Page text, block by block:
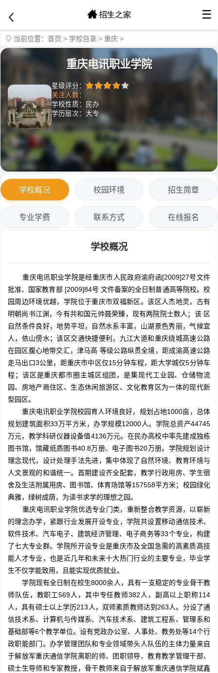
☰
当前位置： 首页 > 学校目录 > 重庆 >
重庆电讯职业学院
星级评分：
关注人数：
学校性质：民办
学历层次：大专
学校概况 校园环境 招生简章
专业学费 联系方式 在线报名
学校概况
重庆电讯职业学院是经重庆市人民政府渝府函[2009]27号文件
批准、国家教育部 [2009]84号 文件备案的全日制普通高等院校。校
园周边环境优越，学院位于重庆市双福新区。该区人杰地灵，古有
明朝尚书江渊，今有共和国元帅聂荣臻，现有两院院士数人；该 区
自然条件良好，地势平坦，自然水系丰富，山湖景色秀丽，气候宜
人，依山傍水；该区交通快捷便利，九江大道和重庆绕城高速公路
在园区腹心地带交汇，津马高 等级公路纵贯全境，距成渝高速公路
走马出口3公里，距重庆市中区仅15分钟车程，距大学城仅5分钟车
程；该区是重庆都市圈主城区组团，是集现代工业园、仓储物流
园、房地产商住区、生态休闲旅游区、文化教育区为一体的现代新
型园区。
重庆电讯职业学院校园育人环境良好，规划占地1000亩，总体
规划建筑面积33万平方米，办学规模12000人。学院总资产44745
万元，教学科研仪器设备值4136万元。在民办高校中率先建成独栋
图书馆，馆藏纸质图书40.8万册、电子图书20万册。学院规划设计
理念现代，设计处理手法先进，集中体现了自然环境、教育环境与
人文景观的和谐统一。首期建设齐全配套，教学行政用房、学生宿
舍及生活附属用房、图书馆、体育场馆等157558平方米；校园绿化
典雅，绿树成荫，为读书求学的理想之园。
重庆电讯职业学院优选专业门类，重新整合教学资源，以崭新
的理念办学，紧跟行业发展开设专业，学院共设置移动通信技术、
软件技术、汽车电子、建筑经济管理、电子商务等33个专业，构建
了七大专业群。学院所开设专业是重庆市及全国急需的高素质高技
能人才专业，也是近几年和未来十大热门行业的主要专业，毕业学
生不仅学能致用，且能实现优质就业。
学院现有全日制在校生8000余人，具有一支稳定的专业骨干教
师队伍，教职工569人，其中专任教师382人，副高以上职称114
人，具有硕士以上学历213人，双师素质教师达到263人。分设了通
信技术系、计算机与传媒系、汽车技术系、建筑工程系、管理系和
基础部等6个教学单位。设有党政办公室、人事处、教务处等14个行
政职能部门。办学管理团队和专业领域带头人队伍的主体力量来自
于解放军重庆通信学院离职的师、团职领导、教育教学管理干部、
硕士生导师和专家教授，骨干教师来自于解放军重庆通信学院斌鑫